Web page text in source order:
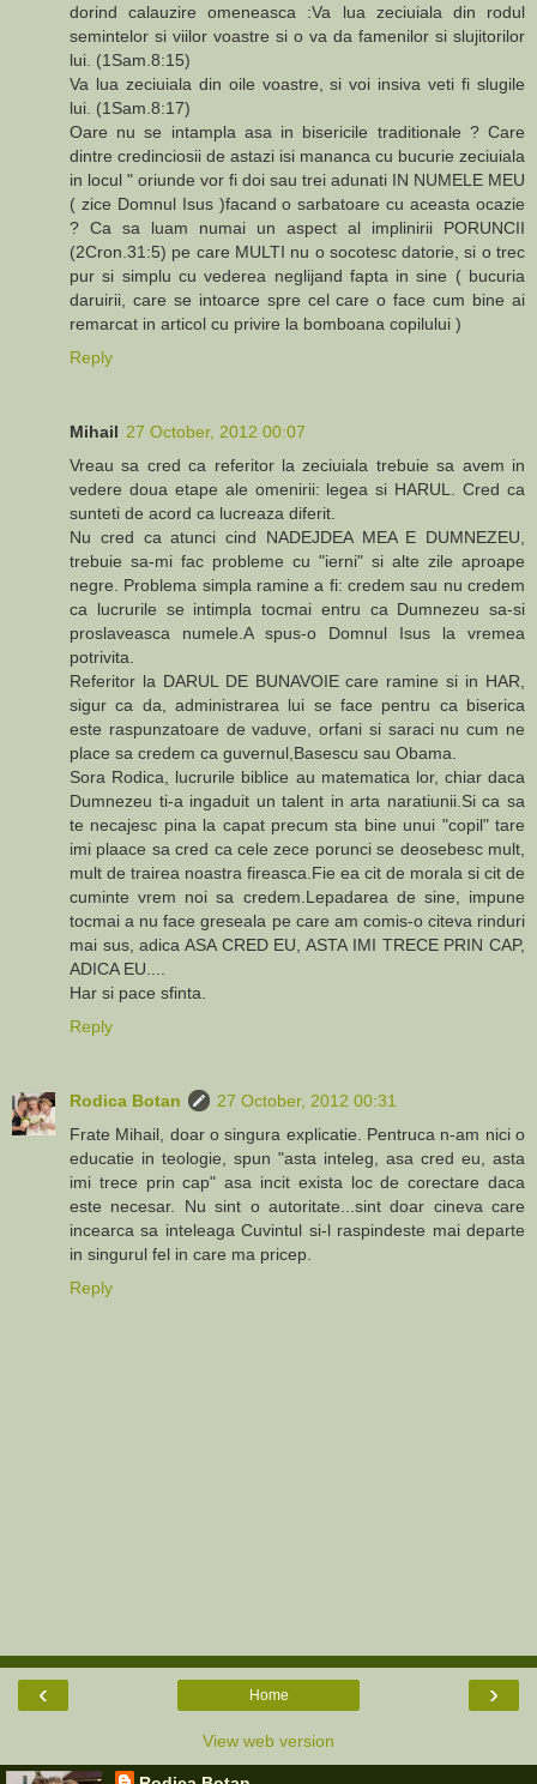
dorind calauzire omeneasca :Va lua zeciuiala din rodul
semintelor si viilor voastre si o va da famenilor si slujitorilor
lui. (1Sam.8:15)
Va lua zeciuiala din oile voastre, si voi insiva veti fi slugile
lui. (1Sam.8:17)
Oare nu se intampla asa in bisericile traditionale ? Care
dintre credinciosii de astazi isi mananca cu bucurie zeciuiala
in locul " oriunde vor fi doi sau trei adunati IN NUMELE MEU
( zice Domnul Isus )facand o sarbatoare cu aceasta ocazie
? Ca sa luam numai un aspect al implinirii PORUNCII
(2Cron.31:5) pe care MULTI nu o socotesc datorie, si o trec
pur si simplu cu vederea neglijand fapta in sine ( bucuria
daruirii, care se intoarce spre cel care o face cum bine ai
remarcat in articol cu privire la bomboana copilului )
Reply
Mihail 27 October, 2012 00:07
Vreau sa cred ca referitor la zeciuiala trebuie sa avem in
vedere doua etape ale omenirii: legea si HARUL. Cred ca
sunteti de acord ca lucreaza diferit.
Nu cred ca atunci cind NADEJDEA MEA E DUMNEZEU,
trebuie sa-mi fac probleme cu "ierni" si alte zile aproape
negre. Problema simpla ramine a fi: credem sau nu credem
ca lucrurile se intimpla tocmai entru ca Dumnezeu sa-si
proslaveasca numele.A spus-o Domnul Isus la vremea
potrivita.
Referitor la DARUL DE BUNAVOIE care ramine si in HAR,
sigur ca da, administrarea lui se face pentru ca biserica
este raspunzatoare de vaduve, orfani si saraci nu cum ne
place sa credem ca guvernul,Basescu sau Obama.
Sora Rodica, lucrurile biblice au matematica lor, chiar daca
Dumnezeu ti-a ingaduit un talent in arta naratiunii.Si ca sa
te necajesc pina la capat precum sta bine unui "copil" tare
imi plaace sa cred ca cele zece porunci se deosebesc mult,
mult de trairea noastra fireasca.Fie ea cit de morala si cit de
cuminte vrem noi sa credem.Lepadarea de sine, impune
tocmai a nu face greseala pe care am comis-o citeva rinduri
mai sus, adica ASA CRED EU, ASTA IMI TRECE PRIN CAP,
ADICA EU....
Har si pace sfinta.
Reply
Rodica Botan
27 October, 2012 00:31
Frate Mihail, doar o singura explicatie. Pentruca n-am nici o
educatie in teologie, spun "asta inteleg, asa cred eu, asta
imi trece prin cap" asa incit exista loc de corectare daca
este necesar. Nu sint o autoritate...sint doar cineva care
incearca sa inteleaga Cuvintul si-l raspindeste mai departe
in singurul fel in care ma pricep.
Reply
‹ ›
Home
View web version